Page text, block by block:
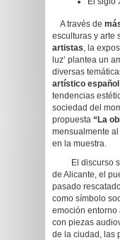
A través de
esculturas y arte
artistas, la
luz’ plantea un
diversas
artístico
tendencias
sociedad del
propuesta “La
mensualmente
en la muestra.
El discurso se
de Alicante, el
pasado
como símbolo
emoción entorno
con piezas
de la ciudad, las